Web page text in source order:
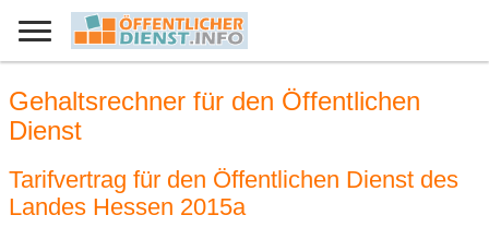
Gehaltsrechner für den Öffentlichen
Dienst
Tarifvertrag für den Öffentlichen Dienst des
Landes Hessen 2015a